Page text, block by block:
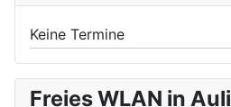
Keine Termine
Freies WLAN in Auli